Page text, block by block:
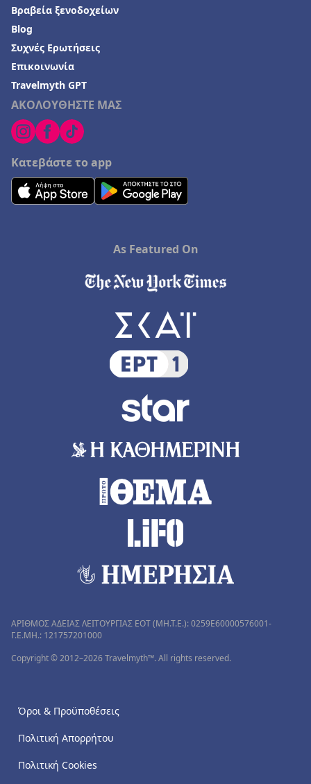
ΑΚΟΛΟΥΘΗΣΤΕ ΜΑΣ
Κατεβάστε το app
Βραβεία ξενοδοχείων
Blog
Συχνές Ερωτήσεις
Επικοινωνία
Travelmyth GPT
As Featured On
ΑΡΙΘΜΟΣ ΑΔΕΙΑΣ ΛΕΙΤΟΥΡΓΙΑΣ ΕΟΤ (MH.T.E.): 0259Ε60000576001-
Γ.Ε.ΜΗ.: 121757201000
Copyright © 2012–2026 Travelmyth™. All rights reserved.
Όροι & Προϋποθέσεις
Πολιτική Απορρήτου
Πολιτική Cookies